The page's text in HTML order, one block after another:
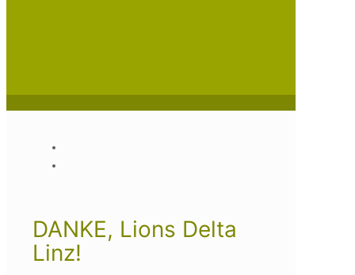
DANKE, Lions Delta
Linz!